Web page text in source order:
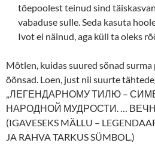
tõepoolest teinud sind
vabaduse sulle. Seda kasuta
Ivot ei näinud, aga küll ta oleks
Mõtlen, kuidas suured sõnad surma
õõnsad. Loen, just nii suurte
„ЛЕГЕНДАРНОМУ ТИЛЮ –
НАРОДНОЙ МУДРОСТИ. …
(IGAVESEKS MÄLLU –
JA RAHVA TARKUS SÜMBOL.)